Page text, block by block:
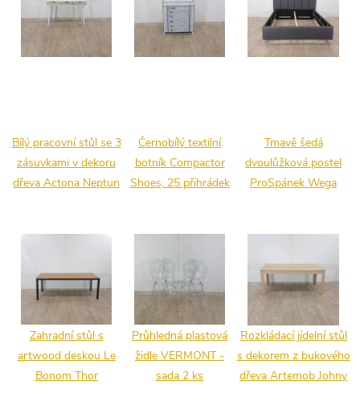
Bílý pracovní stůl se 3
zásuvkami v dekoru
dřeva Actona Neptun
Černobílý textilní
botník Compactor
Shoes, 25 přihrádek
Tmavě šedá
dvoulůžková postel
ProSpánek Wega
Zahradní stůl s
artwood deskou Le
Bonom Thor
Průhledná plastová
židle VERMONT -
sada 2 ks
Rozkládací jídelní stůl
s dekorem z bukového
dřeva Artemob Johny